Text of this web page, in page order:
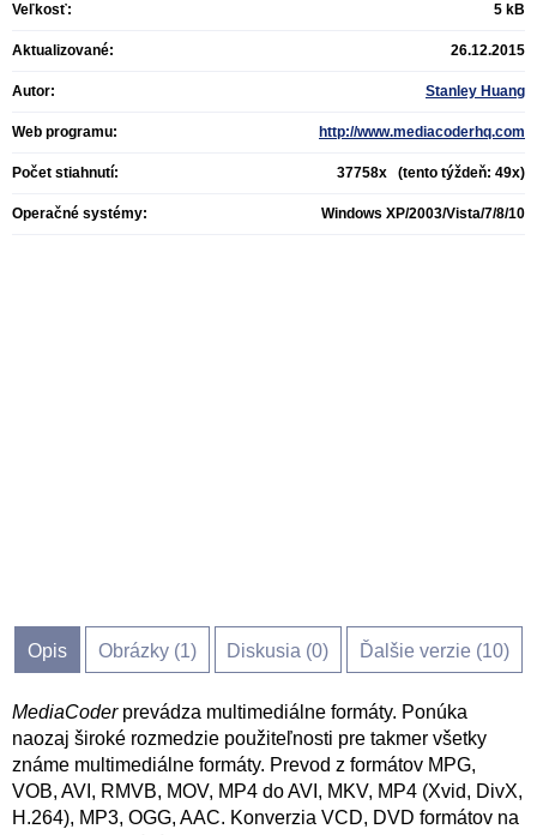
Veľkosť: 5 kB
Aktualizované: 26.12.2015
Autor: Stanley Huang
Web programu: http://www.mediacoderhq.com
Počet stiahnutí: 37758x (tento týždeň: 49x)
Operačné systémy: Windows XP/2003/Vista/7/8/10
Opis Obrázky (1) Diskusia (0) Ďalšie verzie (10)
MediaCoderprevádza multimediálne formáty. Ponúka
naozaj široké rozmedzie použiteľnosti pre takmer všetky
známe multimediálne formáty. Prevod z formátov MPG,
VOB, AVI, RMVB, MOV, MP4 do AVI, MKV, MP4 (Xvid, DivX,
H.264), MP3, OGG, AAC. Konverzia VCD, DVD formátov na